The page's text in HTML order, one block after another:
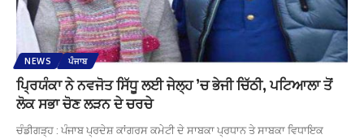
NEWS ਪੰਜਾਬ
ਪ੍ਰਿਯੰਕਾ ਨੇ ਨਵਜੋਤ ਸਿੱਧੂ ਲਈ ਜੇਲ੍ਹ ’ਚ ਭੇਜੀ ਚਿੱਠੀ, ਪਟਿਆਲਾ ਤੋਂ
ਲੋਕ ਸਭਾ ਚੋਣ ਲੜਨ ਦੇ ਚਰਚੇ
ਚੰਡੀਗੜ੍ਹ : ਪੰਜਾਬ ਪ੍ਰਦੇਸ਼ ਕਾਂਗਰਸ ਕਮੇਟੀ ਦੇ ਸਾਬਕਾ ਪ੍ਰਧਾਨ ਤੇ ਸਾਬਕਾ ਵਿਧਾਇਕ